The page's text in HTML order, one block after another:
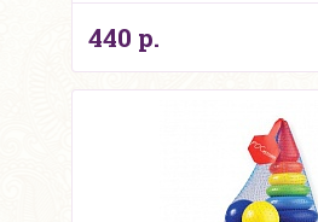
440 р.